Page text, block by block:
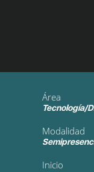
Área
Tecnología/
Modalidad
Inicio